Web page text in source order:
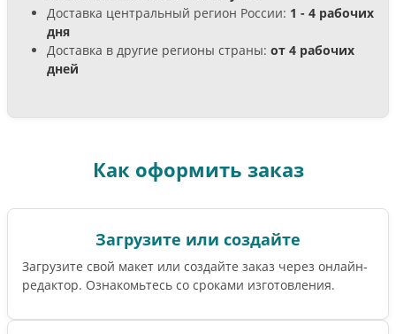
Доставка центральный регион России: 1 - 4 рабочих
дня
Доставка в другие регионы страны: от 4 рабочих
дней
Как оформить заказ
Загрузите или создайте
Загрузите свой макет или создайте заказ через онлайн-
редактор. Ознакомьтесь со сроками изготовления.